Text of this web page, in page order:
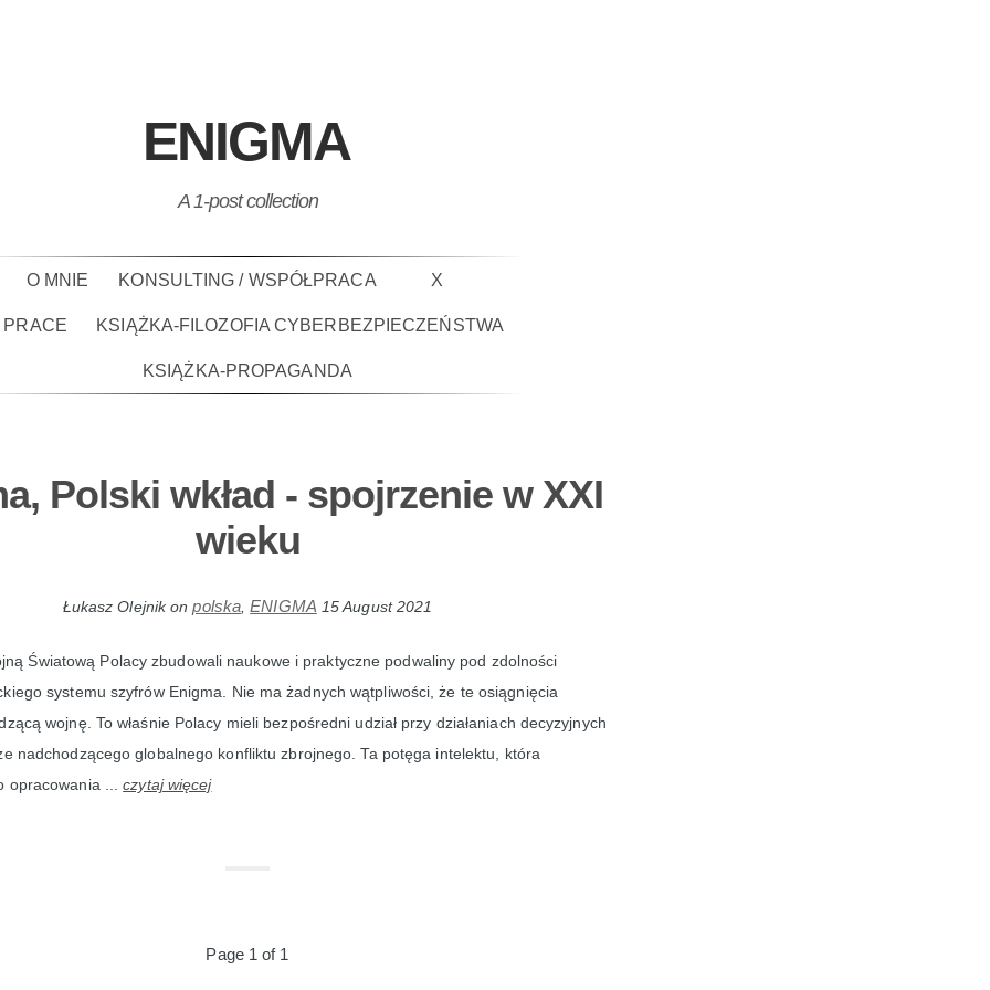
ENIGMA
A 1-post collection
O MNIE KONSULTING / WSPÓŁPRACA X
PRACE KSIĄŻKA-FILOZOFIA CYBERBEZPIECZEŃSTWA
KSIĄŻKA-PROPAGANDA
Polski wkład - spojrzenie w XXI
wieku
Łukasz Olejnikonpolska ,ENIGMA 15 August 2021
Światową Polacy zbudowali naukowe i praktyczne podwaliny pod zdolności
systemu szyfrów Enigma. Nie ma żadnych wątpliwości, że te osiągnięcia
wojnę. To właśnie Polacy mieli bezpośredni udział przy działaniach decyzyjnych
nadchodzącego globalnego konfliktu zbrojnego. Ta potęga intelektu, która
opracowania ...czytaj więcej
Page 1 of 1